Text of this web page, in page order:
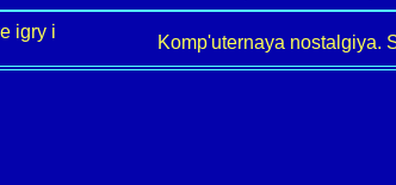
igry i
Komp'uternaya nostalgiya.